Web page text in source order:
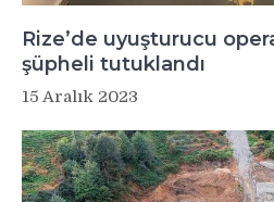
Rize’de uyuşturucu
şüpheli tutuklandı
15 Aralık 2023